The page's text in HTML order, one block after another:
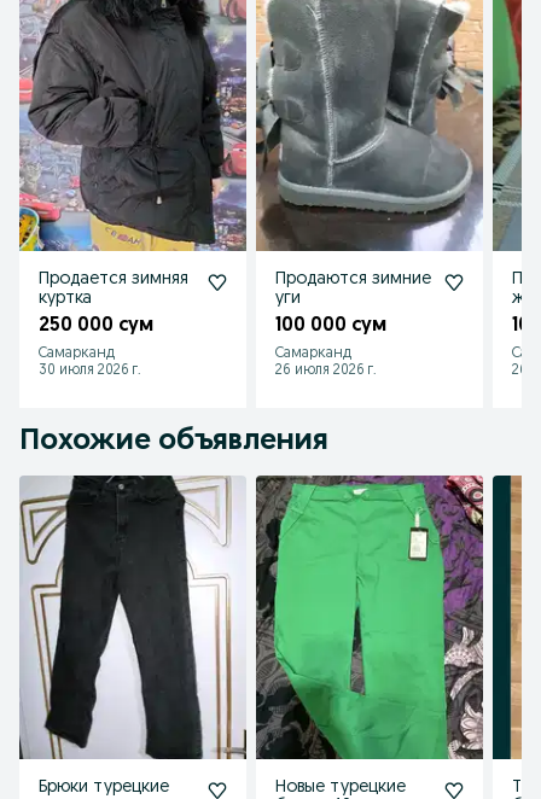
Продается зимняя
куртка
250 000 сум
Самарканд
30 июля 2026 г.
Продаются зимние
уги
100 000 сум
Самарканд
26 июля 2026 г.
26
Похожие объявления
Брюки турецкие
Новые турецкие